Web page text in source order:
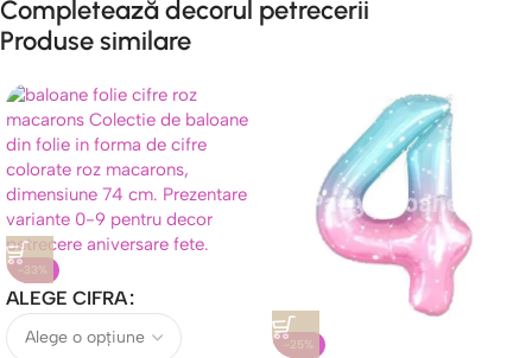
Completează decorul petrecerii
Produse similare
-33%
ALEGE CIFRA
-25%